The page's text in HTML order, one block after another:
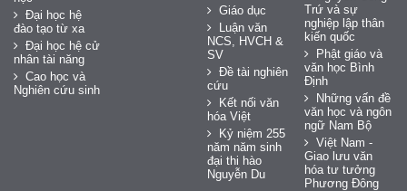
Đại học hệ
đào tạo từ xa
Đại học hệ cử
nhân tài năng
Cao học và
Nghiên cứu sinh
Giáo dục
Luận văn
NCS, HVCH &
SV
Đề tài nghiên
cứu
Kết nối văn
hóa Việt
Kỷ niệm 255
năm năm sinh
đại thi hào
Nguyễn Du
Trứ và sự
nghiệp lập thân
kiến quốc
Phật giáo và
văn học Bình
Định
Những vấn đề
văn học và ngôn
ngữ Nam Bộ
Việt Nam -
Giao lưu văn
hóa tư tưởng
Phương Đông